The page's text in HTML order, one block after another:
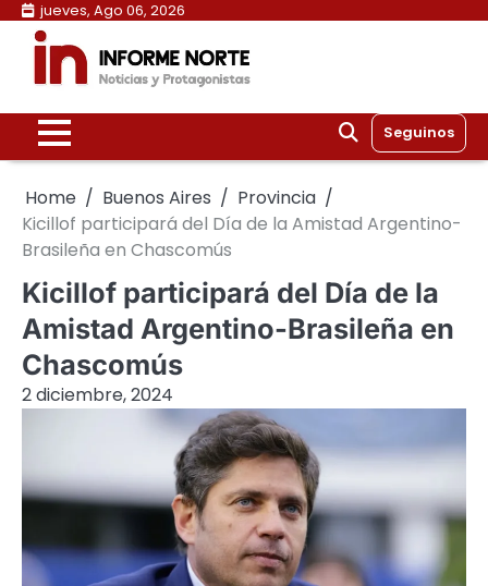
Skip
content
jueves, Ago 06, 2026
Seguinos
Home Buenos Aires
Provincia
Kicillof participará del Día de la Amistad Argentino-
Brasileña en Chascomús
Kicillof participará del Día de la
Amistad Argentino-Brasileña en
Chascomús
2 diciembre, 2024